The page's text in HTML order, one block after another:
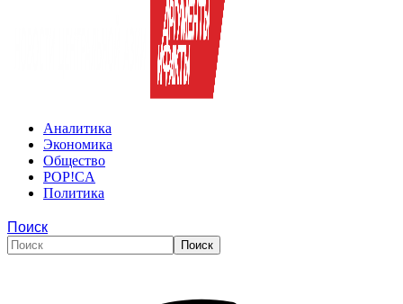
Аналитика
Экономика
Общество
POP!CA
Политика
Поиск